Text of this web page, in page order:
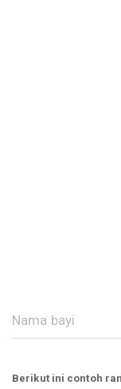
Berikut ini contoh